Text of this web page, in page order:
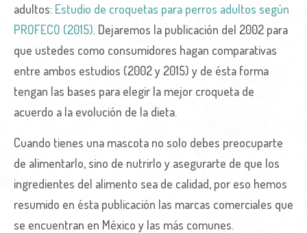
adultos: Estudio de croquetas para perros adultos según
PROFECO (2015). Dejaremos la publicación del 2002 para
que ustedes como consumidores hagan comparativas
entre ambos estudios (2002 y 2015) y de ésta forma
tengan las bases para elegir la mejor croqueta de
acuerdo a la evolución de la dieta.
Cuando tienes una mascota no solo debes preocuparte
de alimentarlo, sino de nutrirlo y asegurarte de que los
ingredientes del alimento sea de calidad, por eso hemos
resumido en ésta publicación las marcas comerciales que
se encuentran en México y las más comunes.